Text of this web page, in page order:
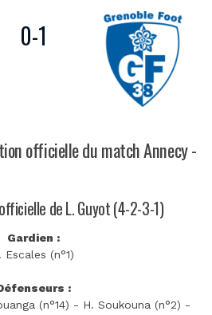
0-1
officielle du match Annecy -
de L. Guyot (4-2-3-1)
Gardien :
Escales (n°1)
:
(n°14) - H. Soukouna (n°2) -